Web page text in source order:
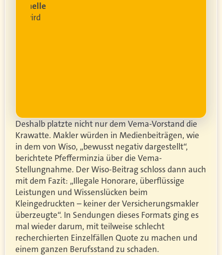
wird
Deshalb platzte nicht nur dem Vema-Vorstand die
Krawatte. Makler würden in Medienbeiträgen, wie
in dem von Wiso, „bewusst negativ dargestellt“,
berichtete Pfefferminzia über die Vema-
Stellungnahme. Der Wiso-Beitrag schloss dann auch
mit dem Fazit: „Illegale Honorare, überflüssige
Leistungen und Wissenslücken beim
Kleingedruckten – keiner der Versicherungsmakler
überzeugte“. In Sendungen dieses Formats ging es
mal wieder darum, mit teilweise schlecht
recherchierten Einzelfällen Quote zu machen und
einem ganzen Berufsstand zu schaden.